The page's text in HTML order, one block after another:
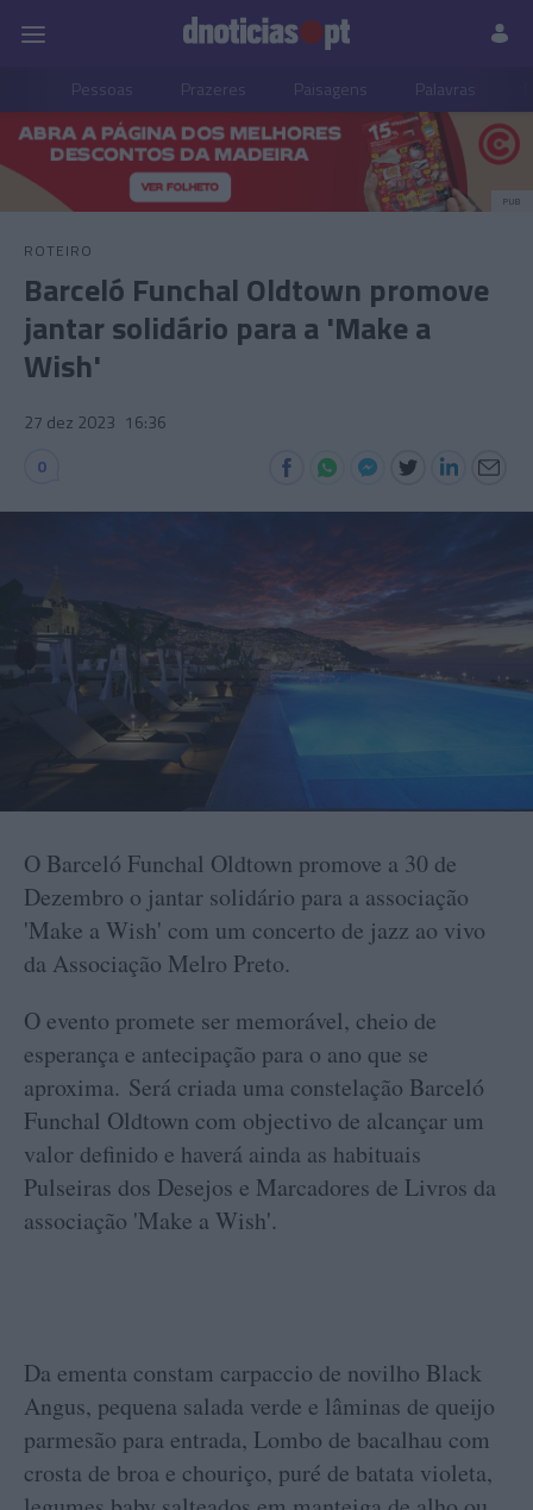
Pessoas Prazeres Paisagens Palavras
PUB
ROTEIRO
Barceló Funchal Oldtown promove
jantar solidário para a 'Make a
Wish'
27 dez 2023 16:36
0
O Barceló Funchal Oldtown promove a 30 de
Dezembro o jantar solidário para a associação
'Make a Wish' com um concerto de jazz ao vivo
da Associação Melro Preto.
O evento promete ser memorável, cheio de
esperança e antecipação para o ano que se
aproxima. Será criada uma constelação Barceló
Funchal Oldtown com objectivo de alcançar um
valor definido e haverá ainda as habituais
Pulseiras dos Desejos e Marcadores de Livros da
associação 'Make a Wish'.
Da ementa constam carpaccio de novilho Black
Angus, pequena salada verde e lâminas de queijo
parmesão para entrada, Lombo de bacalhau com
crosta de broa e chouriço, puré de batata violeta,